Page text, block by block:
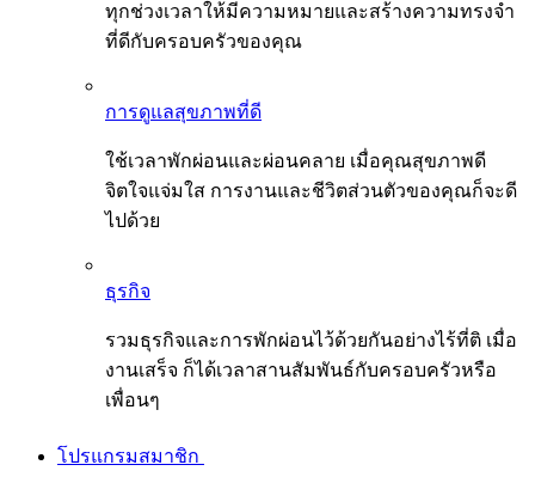
ทุกช่วงเวลาให้มีความหมายและสร้างความทรงจำ
ที่ดีกับครอบครัวของคุณ
การดูแลสุขภาพที่ดี
ใช้เวลาพักผ่อนและผ่อนคลาย เมื่อคุณสุขภาพดี
จิตใจแจ่มใส การงานและชีวิตส่วนตัวของคุณก็จะดี
ไปด้วย
ธุรกิจ
รวมธุรกิจและการพักผ่อนไว้ด้วยกันอย่างไร้ที่ติ เมื่อ
งานเสร็จ ก็ได้เวลาสานสัมพันธ์กับครอบครัวหรือ
เพื่อนๆ
โปรแกรมสมาชิก